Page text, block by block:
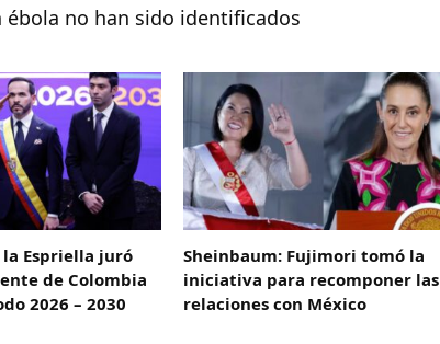
ébola no han sido identificados
Espriella juró
de Colombia
2026 – 2030
Sheinbaum: Fujimori tomó la
iniciativa para recomponer las
relaciones con México